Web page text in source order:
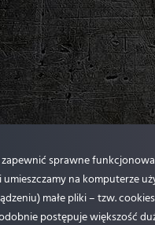
sprawne
umieszczamy na komputerze
małe pliki – tzw. cookies
postępuje większość